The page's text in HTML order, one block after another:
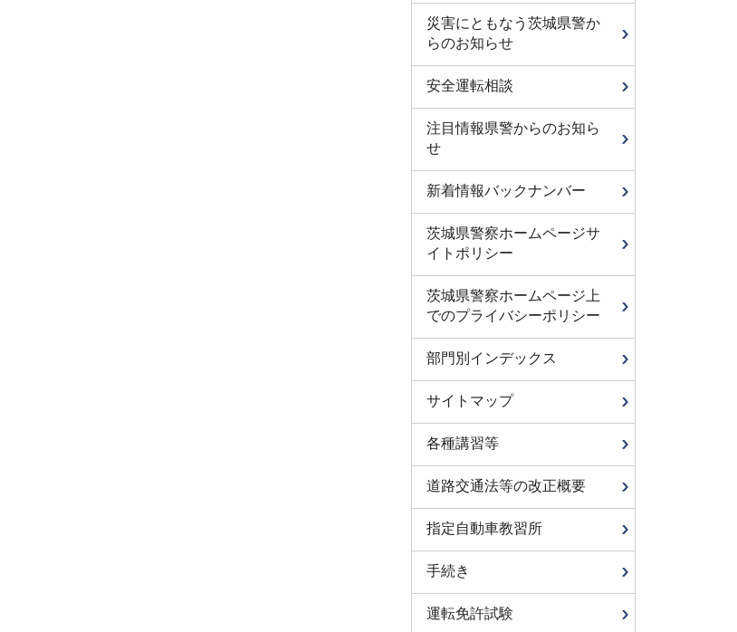
災害にともなう茨城県警か
らのお知らせ
安全運転相談
注目情報県警からのお知ら
せ
新着情報バックナンバー
茨城県警察ホームページサ
イトポリシー
茨城県警察ホームページ上
でのプライバシーポリシー
部門別インデックス
サイトマップ
各種講習等
道路交通法等の改正概要
指定自動車教習所
手続き
運転免許試験